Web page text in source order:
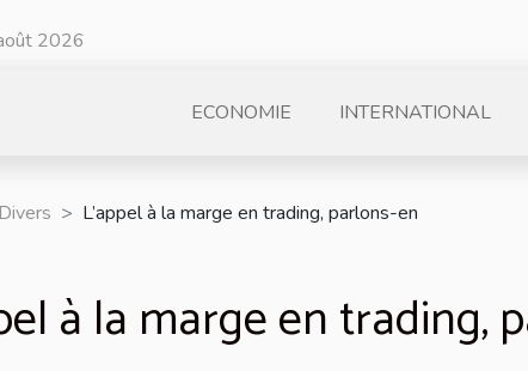
2026
ECONOMIE INTERNATIONAL
Divers L’appel à la marge en trading, parlons-en
à la marge en trading,